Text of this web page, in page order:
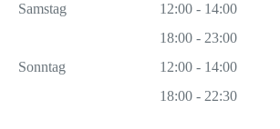
Samstag
12:00 - 14:00
18:00 - 23:00
Sonntag
12:00 - 14:00
18:00 - 22:30